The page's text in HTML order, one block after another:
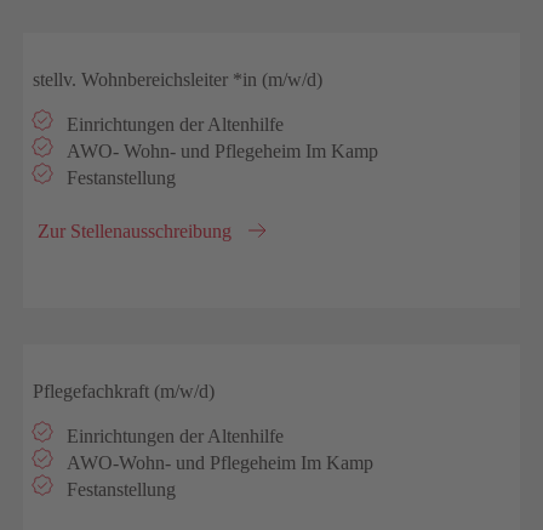
stellv. Wohnbereichsleiter *in (m/w/d)
Einrichtungen der Altenhilfe
AWO- Wohn- und Pflegeheim Im Kamp
Festanstellung
Zur Stellenausschreibung
Pflegefachkraft (m/w/d)
Einrichtungen der Altenhilfe
AWO-Wohn- und Pflegeheim Im Kamp
Festanstellung